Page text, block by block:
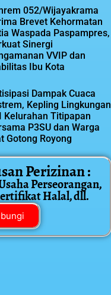
052/Wijayakrama
Brevet Kehormatan
Waspada Paspampres,
Sinergi
VVIP dan
Ibu Kota
Dampak Cuaca
Kepling Lingkungan
Kelurahan Titipapan
P3SU dan Warga
Gotong Royong
Perizinan :
Perseorangan,
Halal, dll.